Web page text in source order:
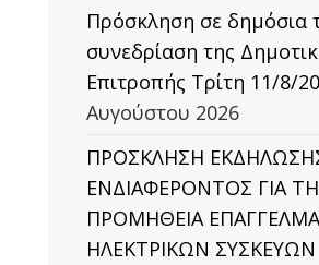
Πρόσκληση σε δημόσια
συνεδρίαση της
Επιτροπής Τρίτη 11/8/
Αυγούστου 2026
ΠΡΟΣΚΛΗΣΗ
ΕΝΔΙΑΦΕΡΟΝΤΟΣ ΓΙΑ
ΠΡΟΜΗΘΕΙΑ
ΗΛΕΚΤΡΙΚΩΝ ΣΥΣΚΕΥΩΝ